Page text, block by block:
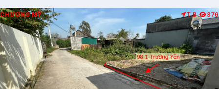
CHƯƠNG MỸ T.B 376